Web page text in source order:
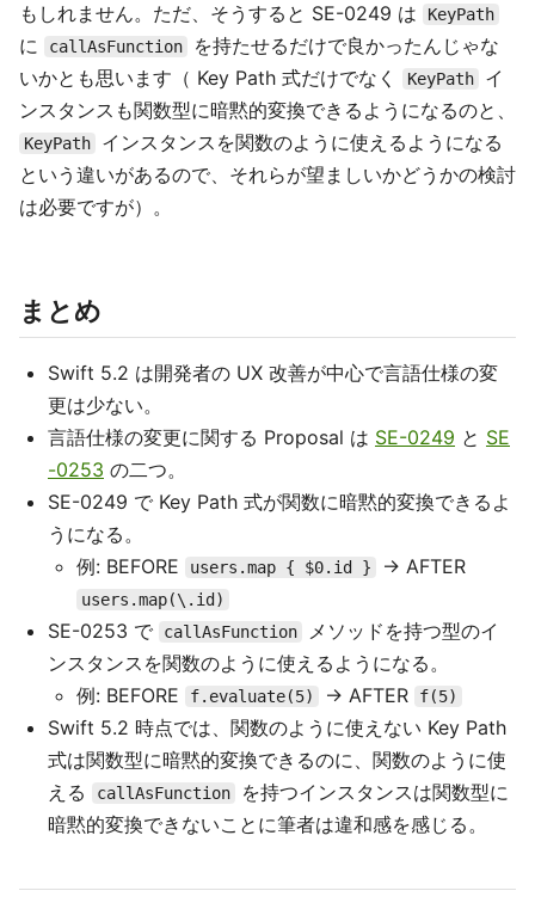
もしれません。ただ、そうすると SE-0249 は
KeyPath
に callAsFunction
を持たせるだけで良かったんじゃな
いかとも思います（ Key Path 式だけでなく
KeyPath
イ
ンスタンスも関数型に暗黙的変換できるようになるのと、
KeyPath
インスタンスを関数のように使えるようになる
という違いがあるので、それらが望ましいかどうかの検討
は必要ですが）。
まとめ
Swift 5.2 は開発者の UX 改善が中心で言語仕様の変
更は少ない。
言語仕様の変更に関する Proposal は SE-0249 と SE
-0253 の二つ。
SE-0249 で Key Path 式が関数に暗黙的変換できるよ
うになる。
例: BEFORE
users.map { $0.id } → AFTER
users.map(\.id)
SE-0253 で callAsFunction
メソッドを持つ型のイ
ンスタンスを関数のように使えるようになる。
例: BEFORE
f.evaluate(5) → AFTER f(5)
Swift 5.2 時点では、関数のように使えない Key Path
式は関数型に暗黙的変換できるのに、関数のように使
える
callAsFunction
を持つインスタンスは関数型に
暗黙的変換できないことに筆者は違和感を感じる。